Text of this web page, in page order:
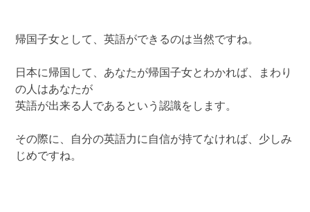
帰国子女として、英語ができるのは当然ですね。
日本に帰国して、あなたが帰国子女とわかれば、まわり
の人はあなたが
英語が出来る人であるという認識をします。
その際に、自分の英語力に自信が持てなければ、少しみ
じめですね。